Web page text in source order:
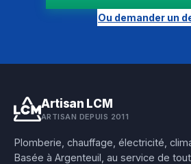
Ou demander un
Artisan LCM
ARTISAN DEPUIS 2011
Plomberie, chauffage, électricité,
Basée à Argenteuil, au service de